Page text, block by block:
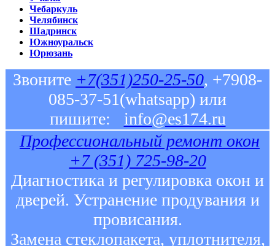
Чебаркуль
Челябинск
Шадринск
Южноуральск
Юрюзань
Звоните +7(351)250-25-50, +7908-
085-37-51(whatsapp) или
пишите:
info@es174.ru
Профессиональный ремонт окон
+7 (351) 725-98-20
Диагностика и регулировка окон и
дверей. Устранение продувания и
провисания.
Замена стеклопакета, уплотнителя,